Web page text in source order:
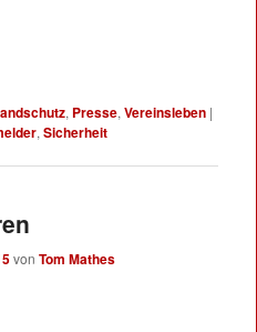
, Presse, Vereinsleben |
, Sicherheit
von Tom Mathes